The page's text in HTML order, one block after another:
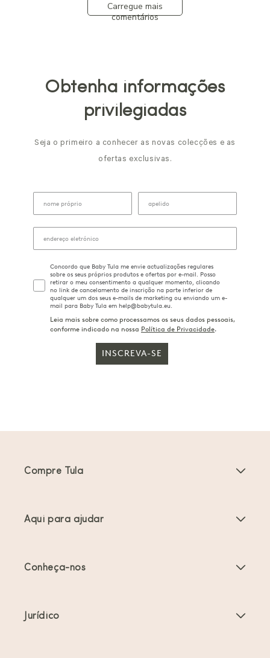
Carregue mais
comentários
Obtenha informações
privilegiadas
Seja o primeiro a conhecer as novas colecções e as
ofertas exclusivas.
Concordo que Baby Tula me envie actualizações regulares
sobre os seus próprios produtos e ofertas por e-mail. Posso
retirar o meu consentimento a qualquer momento, clicando
no link de cancelamento de inscrição na parte inferior de
qualquer um dos seus e-mails de marketing ou enviando um e-
mail para Baby Tula em help@babytula.eu.
Leia mais sobre como processamos os seus dados pessoais,
conforme indicado na nossa Política de Privacidade.
INSCREVA-SE
Compre Tula
Ofertas e promoções
Aqui para ajudar
Conheça-nos
Jurídico